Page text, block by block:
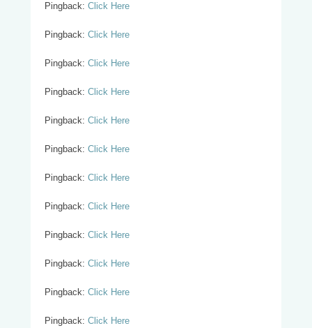
Pingback: Click Here
Pingback: Click Here
Pingback: Click Here
Pingback: Click Here
Pingback: Click Here
Pingback: Click Here
Pingback: Click Here
Pingback: Click Here
Pingback: Click Here
Pingback: Click Here
Pingback: Click Here
Pingback: Click Here